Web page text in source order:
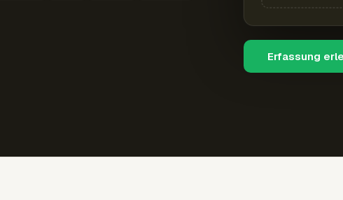
Erfassung